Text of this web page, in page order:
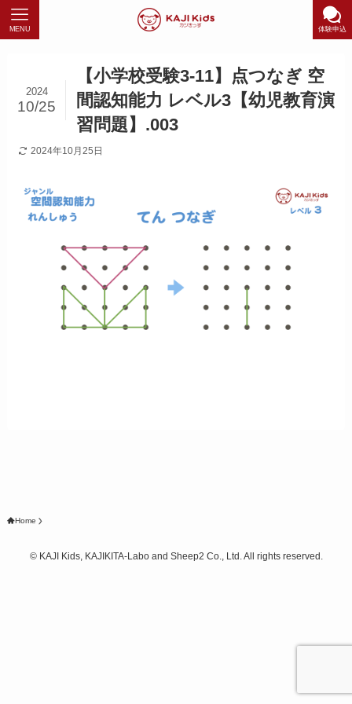
体験申込
MENU
【小学校受験3-11】点つなぎ 空
間認知能力 レベル3【幼児教育演
習問題】.003
2024
10/25
2024年10月25日
Home
©KAJI Kids, KAJIKITA-Labo and Sheep2 Co., Ltd. All rights reserved.